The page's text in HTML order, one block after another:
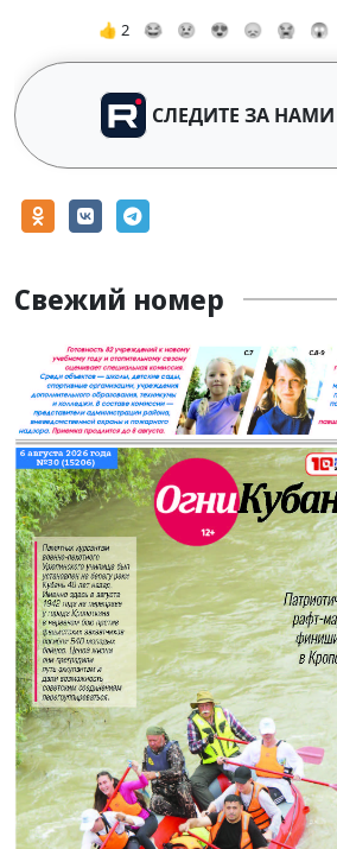
👍 2 😂 😢 😍 😞 😭 😱
СЛЕДИТЕ ЗА НАМИ
Свежий номер